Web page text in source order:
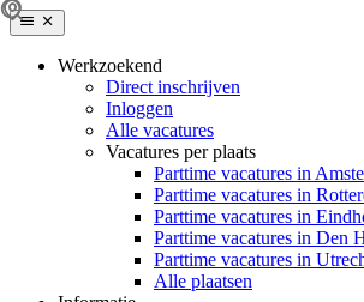
Werkzoekend
Direct inschrijven
Inloggen
Alle vacatures
Vacatures per plaats
Parttime vacatures in
Parttime vacatures in
Parttime vacatures in
Parttime vacatures in Den
Parttime vacatures in
Alle plaatsen